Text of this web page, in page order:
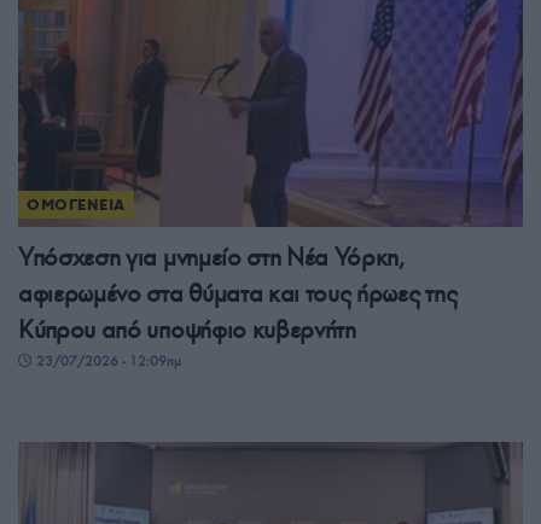
ΟΜΟΓΕΝΕΙΑ
Υπόσχεση για μνημείο στη Νέα Υόρκη,
αφιερωμένο στα θύματα και τους ήρωες της
Κύπρου από υποψήφιο κυβερνήτη
23/07/2026 - 12:09πμ